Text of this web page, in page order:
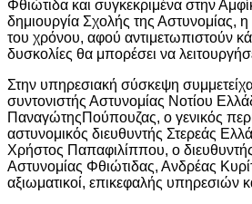
Φθιώτιδα και συγκεκριμένα στην
δημιουργία Σχολής της Αστυνομίας,
του χρόνου, αφού αντιμετωπιστούν
δυσκολίες θα μπορέσει να
Στην υπηρεσιακή σύσκεψη
συντονιστής Αστυνομίας Νοτίου
ΠαναγώτηςΠούπουζας, ο γενικός
αστυνομικός διευθυντής Στερεάς
Χρήστος Παπαφιλίππου, ο
Αστυνομίας Φθιώτιδας, Ανδρέας
αξιωματικοί, επικεφαλής υπηρεσιών